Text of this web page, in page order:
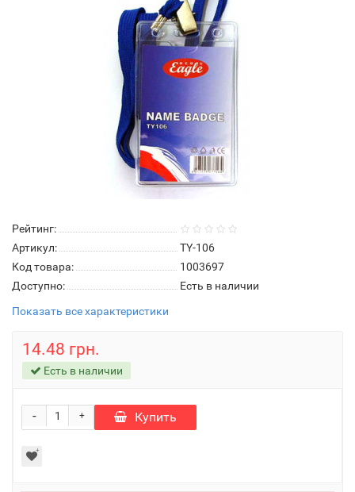
Рейтинг:
Артикул:
TY-106
Код товара:
1003697
Доступно:
Есть в наличии
Показать все характеристики
14.48 грн.
Есть в наличии
+
- Купить